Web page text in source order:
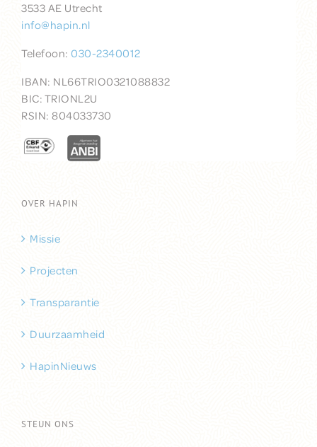
3533 AE Utrecht
info@hapin.nl
Telefoon: 030-2340012
IBAN: NL66TRIO0321088832
BIC: TRIONL2U
RSIN: 804033730
OVER HAPIN
Missie
Projecten
Transparantie
Duurzaamheid
HapinNieuws
STEUN ONS